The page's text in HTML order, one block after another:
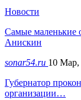
Новости
Самые маленькие
Анискин
sonar54.ru 10 Мар,
Губернатор
организации…